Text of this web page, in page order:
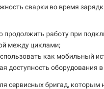
сварки во время
продолжить работу при
между циклами;
как мобильный
доступность оборудования в
сервисных бригад,